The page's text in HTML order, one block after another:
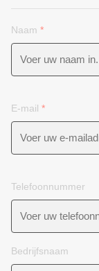
Naam *
E-mail *
Telefoonnummer
Bedrijfsnaam